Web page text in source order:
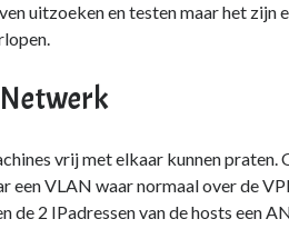
uitzoeken en testen maar het zijn
vrij met elkaar kunnen
een VLAN waar normaal over de
de 2 IPadressen van de hosts een